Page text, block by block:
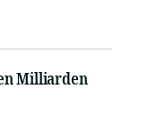
Milliarden